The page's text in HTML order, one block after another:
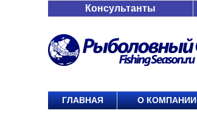
Консультанты
ГЛАВНАЯ О КОМПАНИИ